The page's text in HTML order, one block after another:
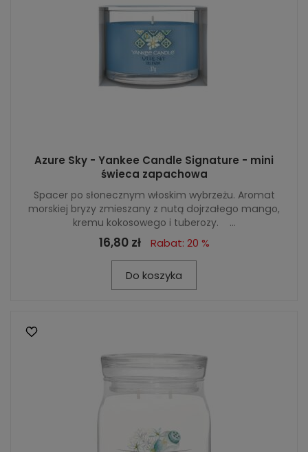
Azure Sky - Yankee Candle Signature - mini
świeca zapachowa
Spacer po słonecznym włoskim wybrzeżu. Aromat
morskiej bryzy zmieszany z nutą dojrzałego mango,
kremu kokosowego i tuberozy. ...
16,80 zł Rabat: 20 %
Do koszyka